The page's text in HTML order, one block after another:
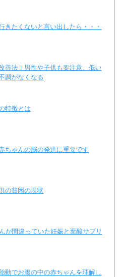
きたくないと言い出したら・・・
善法！男性や子供も要注意、低い
調がなくなる
特徴とは
ちゃんの脳の発達に重要です
の貧困の現状
が間違っていた妊娠と葉酸サプリ
動でお腹の中の赤ちゃんを理解し